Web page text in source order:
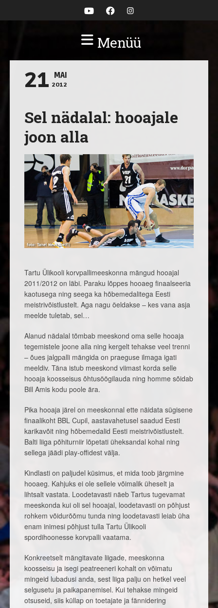
Menüü
21 MAI
2012
Sel nädalal: hooajale
joon alla
Tartu Ülikooli korvpallimeeskonna mängud hooajal
2011/2012 on läbi. Paraku lõppes hooaeg finaalseeria
kaotusega ning seega ka hõbemedalitega Eesti
meistrivõistlustelt. Aga nagu öeldakse – kes vana asja
meelde tuletab, sel…
Alanud nädalal tõmbab meeskond oma selle hooaja
tegemistele joone alla ning kergelt tehakse veel trenni
– õues jalgpalli mängida on praeguse ilmaga igati
meeldiv. Täna istub meeskond viimast korda selle
hooaja koosseisus õhtusöögilauda ning homme sõidab
Bill Amis kodu poole ära.
Pika hooaja järel on meeskonnal ette näidata sügisene
finaalikoht BBL Cupil, aastavahetusel saadud Eesti
karikavõit ning hõbemedalid Eesti meistrivõistlustelt.
Balti liiga põhiturniir lõpetati üheksandal kohal ning
sellega jäädi play-offidest välja.
Kindlasti on paljudel küsimus, et mida toob järgmine
hooaeg. Kahjuks ei ole sellele võimalik üheselt ja
lihtsalt vastata. Loodetavasti näeb Tartus tugevamat
meeskonda kui oli sel hooajal, loodetavasti on põhjust
rohkem võidurõõmu tunda ning loodetavasti leiab üha
enam inimesi põhjust tulla Tartu Ülikooli
spordihoonesse korvpalli vaatama.
Konkreetselt mängitavate liigade, meeskonna
koosseisu ja isegi peatreeneri kohalt on võimatu
mingeid lubadusi anda, sest liiga palju on hetkel veel
selgusetu ja paikapanemisel. Kui tehakse mingeid
otsuseid, siis küllap on toetajate ja fännidering